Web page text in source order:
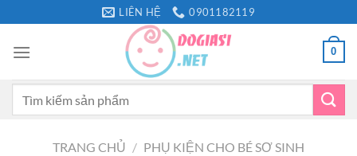
qua
nội
LIÊN HỆ 0901182119
0
TRANG CHỦ / PHỤ KIỆN CHO BÉ SƠ SINH